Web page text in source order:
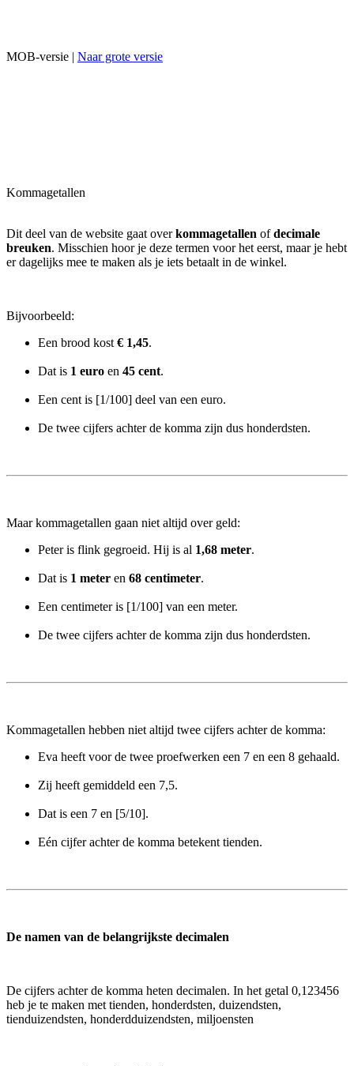
MOB-versie | Naar grote versie
Kommagetallen
Dit deel van de website gaat overkommagetallen ofdecimale
breuken. Misschien hoor je deze termen voor het eerst, maar je hebt
er dagelijks mee te maken als je iets betaalt in de winkel.
Bijvoorbeeld:
Een brood kost € 1,45.
Dat is 1 euro en 45 cent.
Een cent is [1/100] deel van een euro.
De twee cijfers achter de komma zijn dus honderdsten.
Maar kommagetallen gaan niet altijd over geld:
Peter is flink gegroeid. Hij is al 1,68 meter.
Dat is 1 meter en 68 centimeter.
Een centimeter is [1/100] van een meter.
De twee cijfers achter de komma zijn dus honderdsten.
Kommagetallen hebben niet altijd twee cijfers achter de komma:
Eva heeft voor de twee proefwerken een 7 en een 8 gehaald.
Zij heeft gemiddeld een 7,5.
Dat is een 7 en [5/10].
Eén cijfer achter de komma betekent tienden.
De namen van de belangrijkste decimalen
De cijfers achter de komma heten decimalen. In het getal 0,123456
heb je te maken met tienden, honderdsten, duizendsten,
tienduizendsten, honderdduizendsten, miljoensten